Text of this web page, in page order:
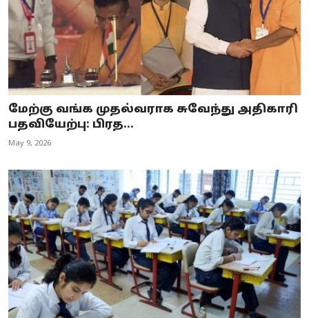
மேற்கு வங்க முதல்வராக சுவேந்து அதிகாரி
பதவியேற்பு: பிரத...
May 9, 2026